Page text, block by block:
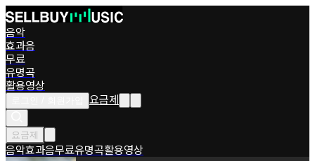
음악
효과음
무료
유명곡
활용영상
요금제
요금제
음악효과음무료유명곡활용영상